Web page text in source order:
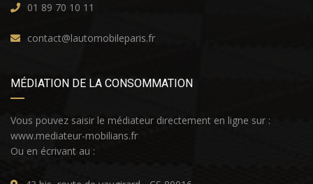
01 89 70 10 11
contact@lautomobileparis.fr
MÉDIATION DE LA CONSOMMATION
Vous pouvez saisir le médiateur directement en ligne sur :
www.mediateur-mobilians.fr
Ou en écrivant au :